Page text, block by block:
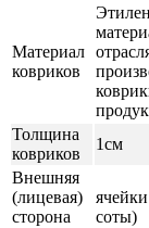
Материал
ковриков
Толщина
ковриков
1см
Внешняя
(лицевая)
сторона
соты)